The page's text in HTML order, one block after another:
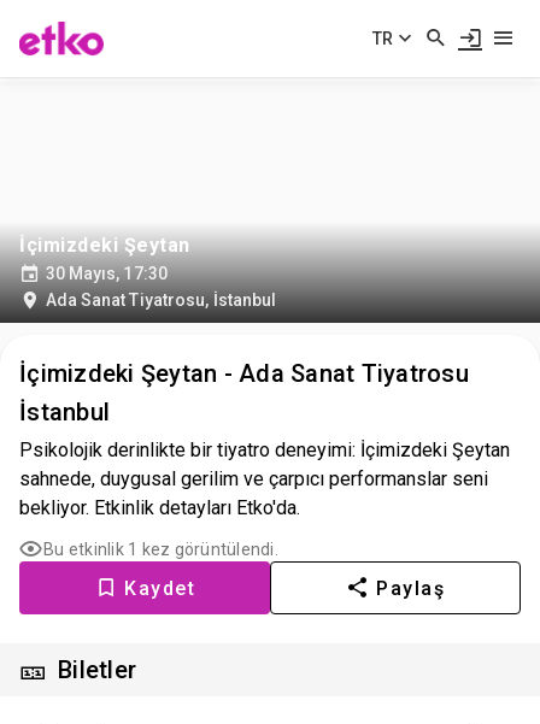
TR
İçimizdeki Şeytan
30 Mayıs, 17:30
Ada Sanat Tiyatrosu, İstanbul
İçimizdeki Şeytan - Ada Sanat Tiyatrosu
İstanbul
Psikolojik derinlikte bir tiyatro deneyimi: İçimizdeki Şeytan
sahnede, duygusal gerilim ve çarpıcı performanslar seni
bekliyor. Etkinlik detayları Etko'da.
Bu etkinlik 1 kez görüntülendi.
Kaydet Paylaş
🎫 Biletler